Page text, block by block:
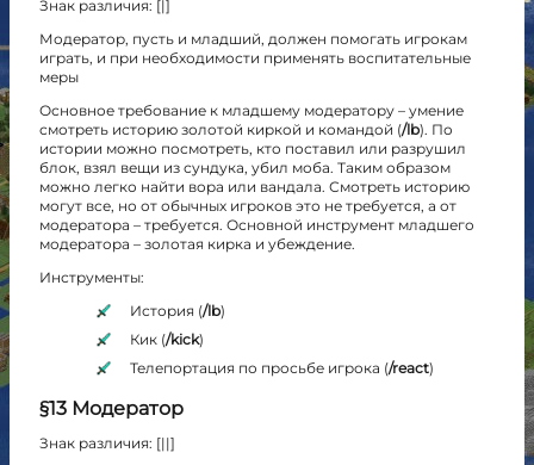
Знак различия: [|]
Модератор, пусть и младший, должен помогать игрокам
играть, и при необходимости применять воспитательные
меры
Основное требование к младшему модератору – умение
смотреть историю золотой киркой и командой (/lb). По
истории можно посмотреть, кто поставил или разрушил
блок, взял вещи из сундука, убил моба. Таким образом
можно легко найти вора или вандала. Смотреть историю
могут все, но от обычных игроков это не требуется, а от
модератора – требуется. Основной инструмент младшего
модератора – золотая кирка и убеждение.
Инструменты:
История (/lb)
Кик (/kick)
Телепортация по просьбе игрока (/react)
§13 Модератор
Знак различия: [||]